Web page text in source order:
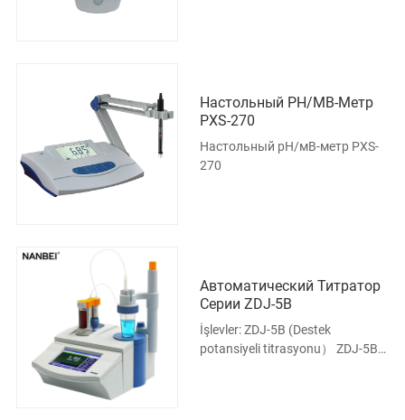
Настольный PH/мВ-Метр
PXS-270
Настольный pH/мВ-метр PXS-
270
Автоматический Титратор
Серии ZDJ-5B
İşlevler: ZDJ-5B (Destek
potansiyeli titrasyonu） ZDJ-5B-